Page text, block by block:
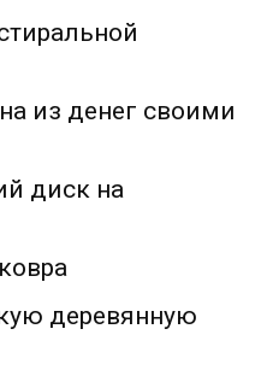
из денег своими
диск на
деревянную